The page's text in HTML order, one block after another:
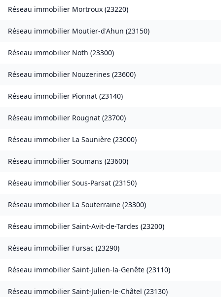
Réseau immobilier Mortroux (23220)
Réseau immobilier Moutier-d'Ahun (23150)
Réseau immobilier Noth (23300)
Réseau immobilier Nouzerines (23600)
Réseau immobilier Pionnat (23140)
Réseau immobilier Rougnat (23700)
Réseau immobilier La Saunière (23000)
Réseau immobilier Soumans (23600)
Réseau immobilier Sous-Parsat (23150)
Réseau immobilier La Souterraine (23300)
Réseau immobilier Saint-Avit-de-Tardes (23200)
Réseau immobilier Fursac (23290)
Réseau immobilier Saint-Julien-la-Genête (23110)
Réseau immobilier Saint-Julien-le-Châtel (23130)